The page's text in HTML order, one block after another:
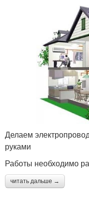
Делаем
руками
Работы необходимо
читать дальше →